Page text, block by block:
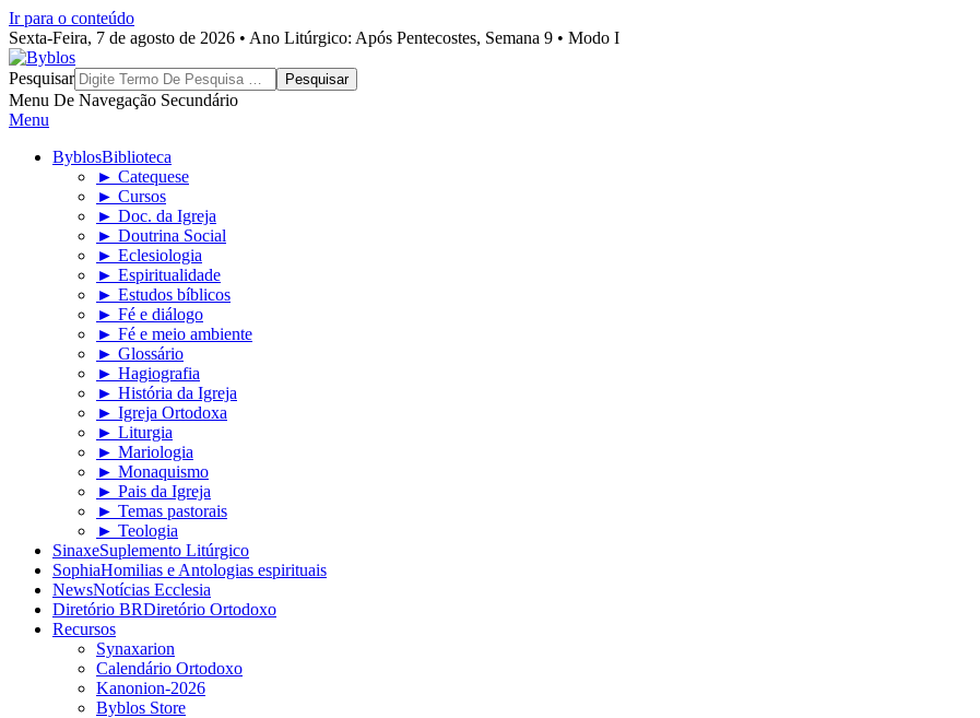
Ir para o conteúdo
Sexta-Feira, 7 de agosto de 2026 • Ano Litúrgico: Após Pentecostes, Semana 9 • Modo I
Byblos
Pesquisar
Menu De Navegação Secundário
Menu
ByblosBiblioteca
► Catequese
► Cursos
► Doc. da Igreja
► Doutrina Social
► Eclesiologia
► Espiritualidade
► Estudos bíblicos
► Fé e diálogo
► Fé e meio ambiente
► Glossário
► Hagiografia
► História da Igreja
► Igreja Ortodoxa
► Liturgia
► Mariologia
► Monaquismo
► Pais da Igreja
► Temas pastorais
► Teologia
SinaxeSuplemento Litúrgico
SophiaHomilias e Antologias espirituais
NewsNotícias Ecclesia
Diretório BRDiretório Ortodoxo
Recursos
Synaxarion
Calendário Ortodoxo
Kanonion-2026
Byblos Store